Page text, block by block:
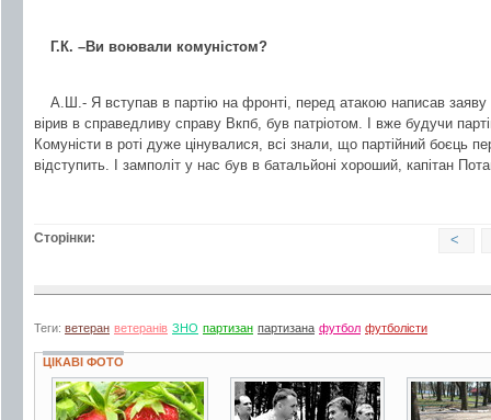
Г.К. –Ви воювали комуністом?
А.Ш.- Я вступав в партію на фронті, перед атакою написав
вірив в справедливу справу Вкпб, був патріотом. І вже будучи
Комуністи в роті дуже цінувалися, всі знали, що партійний боєць
відступить. І замполіт у нас був в батальйоні хороший, капітан
Сторінки: <
Теги: ветеран ветеранів ЗНО партизан партизана футбол футболісти
ЦІКАВІ ФОТО
7 фото 6 фото 9 фото